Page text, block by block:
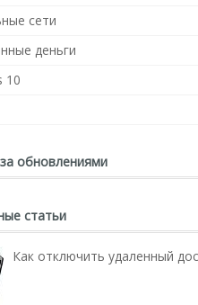
сети
деньги
10
обновлениями
статьи
Как отключить удаленный